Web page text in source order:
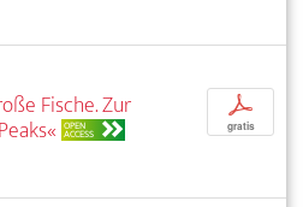
Fische. Zur
OPEN
ACCESS
p
gratis